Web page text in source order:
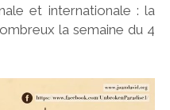
et internationale : la
la semaine du 4